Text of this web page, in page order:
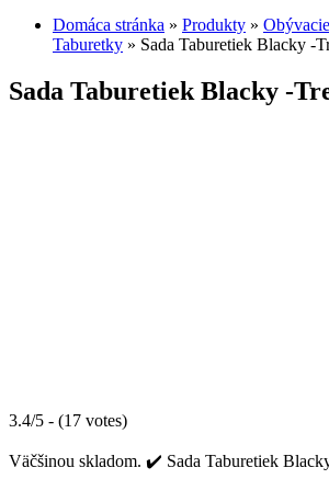
Domáca stránka » Produkty »
Taburetky » Sada Taburetiek Blacky -
Sada Taburetiek Blacky -
3.4/5 - (17 votes)
Väčšinou skladom. ✔️ Sada Taburetiek